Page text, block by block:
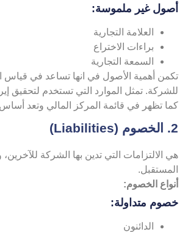
غير ملموسة:
العلامة التجارية
براءات الاختراع
السمعة التجارية
أهمية الأصول في انها تساعد في قياس القوة
تمثل الموارد التي تستخدم لتحقيق
تظهر في قائمة المركز المالي وتعد أساس
الالتزامات التي تدين بها الشركة للآخرين،
الخصوم:
متداولة:
الدائنون